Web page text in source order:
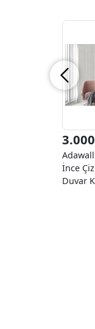
İnce
Duvar